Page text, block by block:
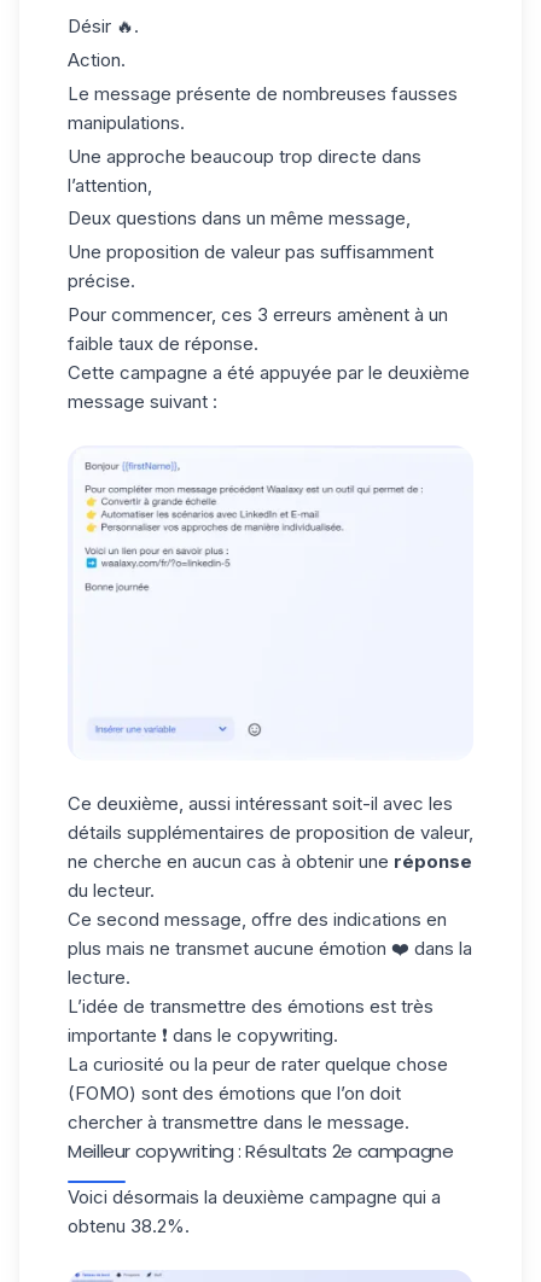
Désir 🔥.
Action.
Le message présente de nombreuses fausses
manipulations.
Une approche beaucoup trop directe dans
l’attention,
Deux questions dans un même message,
Une proposition de valeur pas suffisamment
précise.
Pour commencer, ces 3 erreurs amènent à un
faible taux de réponse.
Cette campagne a été appuyée par le deuxième
message suivant :
Ce deuxième, aussi intéressant soit-il avec les
détails supplémentaires de proposition de valeur,
ne cherche en aucun cas à obtenir une réponse
du lecteur.
Ce second message, offre des indications en
plus mais ne transmet aucune émotion ❤️ dans la
lecture.
L’idée de transmettre des émotions est très
importante ❗ dans le copywriting.
La curiosité ou la peur de rater quelque chose
(FOMO) sont des émotions que l’on doit
chercher à transmettre dans le message.
Meilleur copywriting : Résultats 2e campagne
Voici désormais la deuxième campagne qui a
obtenu 38.2%.